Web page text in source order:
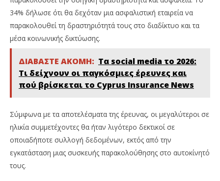
34% δήλωσε ότι θα δεχόταν μια ασφαλιστική εταιρεία να
παρακολουθεί τη δραστηριότητά τους στο διαδίκτυο και τα
μέσα κοινωνικής δικτύωσης.
ΔΙΑΒΑΣΤΕ ΑΚΟΜΗ: Τα social media το 2026:
Τι δείχνουν οι παγκόσμιες έρευνες και
πού βρίσκεται το Cyprus Insurance News
Σύμφωνα με τα αποτελέσματα της έρευνας, οι μεγαλύτεροι σε
ηλικία συμμετέχοντες θα ήταν λιγότερο δεκτικοί σε
οποιαδήποτε συλλογή δεδομένων, εκτός από την
εγκατάσταση μιας συσκευής παρακολούθησης στο αυτοκίνητό
τους.